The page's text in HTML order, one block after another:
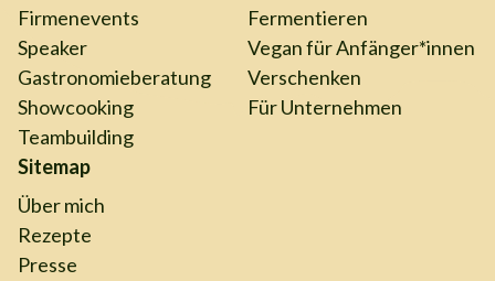
Firmenevents
Speaker
Gastronomieberatung
Showcooking
Teambuilding
Fermentieren
Vegan für Anfänger*innen
Verschenken
Für Unternehmen
Sitemap
Über mich
Rezepte
Presse